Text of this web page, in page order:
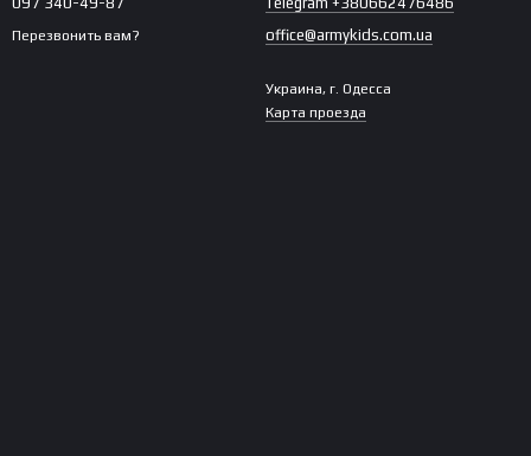
Перезвонить вам?
office@armykids.com.ua
Украина, г. Одесса
Карта проезда